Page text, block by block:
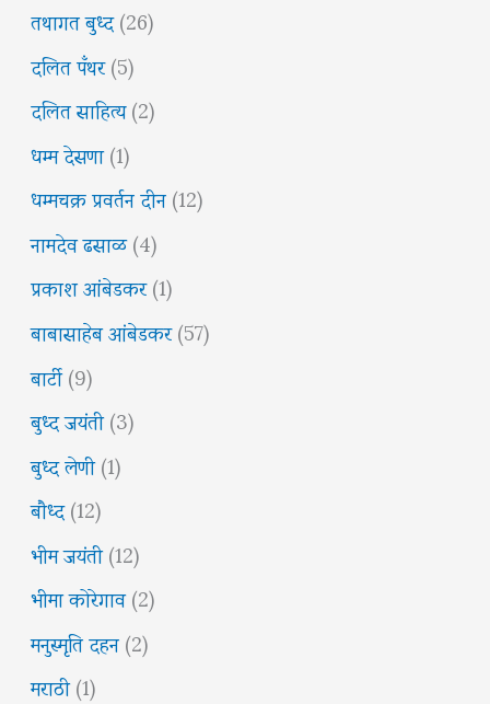
तथागत बुध्द(26)
दलित पँथर(5)
दलित साहित्य(2)
धम्म देसणा(1)
धम्मचक्र प्रवर्तन दीन(12)
नामदेव ढसाळ(4)
प्रकाश आंबेडकर(1)
बाबासाहेब आंबेडकर(57)
बार्टी(9)
बुध्द जयंती(3)
बुध्द लेणी(1)
बौध्द(12)
भीम जयंती(12)
भीमा कोरेगाव(2)
मनुस्मृति दहन(2)
मराठी(1)